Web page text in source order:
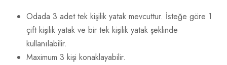
Odada 3 adet tek kişilik yatak mevcuttur. İsteğe göre 1
çift kişilik yatak ve bir tek kişilik yatak şeklinde
kullanılabilir.
Maximum 3 kişi konaklayabilir.